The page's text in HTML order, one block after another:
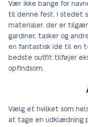
Vær ikke bange for
til denne fest. I stedet
materialer, der er
gardiner, tasker og
en fantastisk idé til en
bedste outfit tilføjer
opfindsom.
Vælg et hvilket som
at tage en udklædning